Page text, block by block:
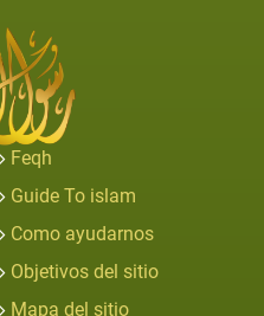
Feqh
Guide To islam
Como ayudarnos
Objetivos del sitio
Mapa del sitio